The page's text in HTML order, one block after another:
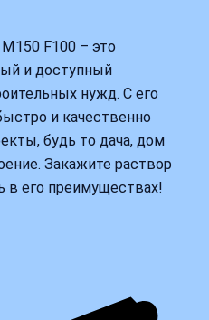
F100 – это
и доступный
нужд. С его
и качественно
будь то дача, дом
Закажите раствор
в его преимуществах!